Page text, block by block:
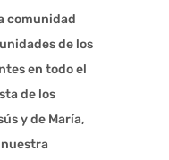
comunidad
de los
en todo el
de los
y de María,